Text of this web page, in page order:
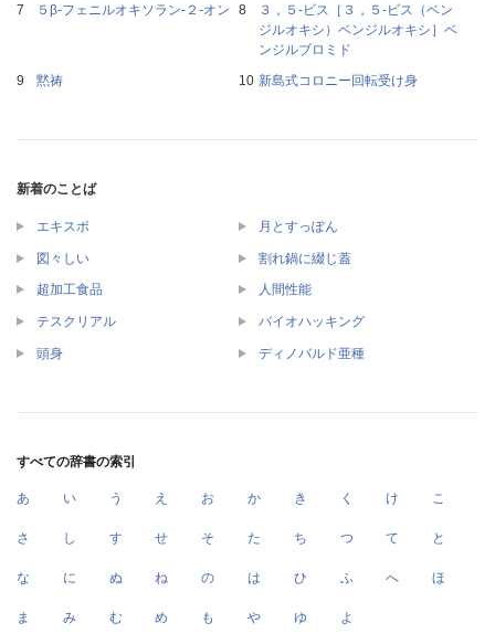
５β‐フェニルオキソラン‐２‐オン
３，５‐ビス［３，５‐ビス（ベン
ジルオキシ）ベンジルオキシ］ベ
ンジルブロミド
黙祷
新島式コロニー回転受け身
新着のことば
エキスポ 月とすっぽん
図々しい 割れ鍋に綴じ蓋
超加工食品 人間性能
テスクリアル バイオハッキング
頭身 ディノバルド亜種
すべての辞書の索引
あ い う え お か き く け こ
さ し す せ そ た ち つ て と
な に ぬ ね の は ひ ふ へ ほ
ま み む め も や ゆ よ